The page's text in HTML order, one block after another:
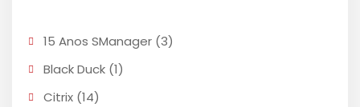
15 Anos SManager (3)
Black Duck (1)
Citrix (14)